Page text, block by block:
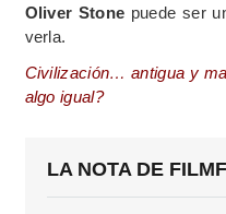
Oliver Stone puede ser
verla.
Civilización… antigua y
algo igual?
LA NOTA DE